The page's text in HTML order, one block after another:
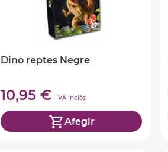
Dino reptes Negre
10,95 € IVA inclòs
Afegir